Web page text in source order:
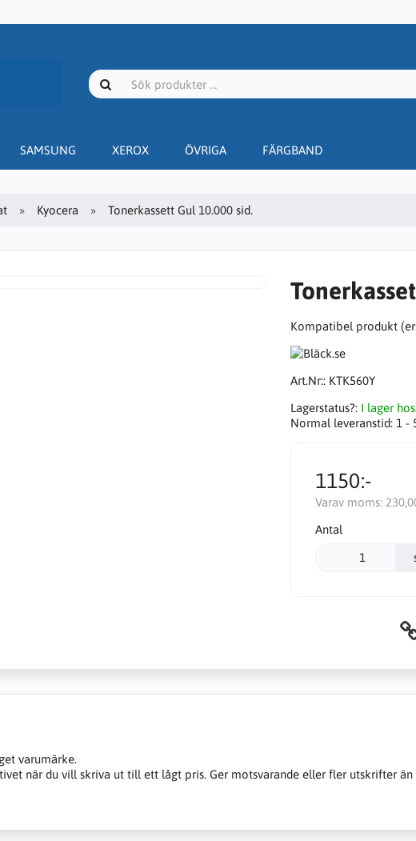
SAMSUNG XEROX ÖVRIGA FÄRGBAND
Kyocera Tonerkassett Gul 10.000 sid.
Kompatibel produkt
Art.Nr:: KTK560Y
Lagerstatus?: I lager
Normal leveranstid: 1 -
1150:-
Varav moms:
Antal
varumärke.
när du vill skriva ut till ett lågt pris. Ger motsvarande eller fler utskrifter